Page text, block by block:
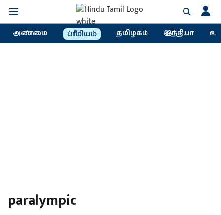
அண்மை ப்ரீமியம் தமிழகம் இந்தியா
paralympic